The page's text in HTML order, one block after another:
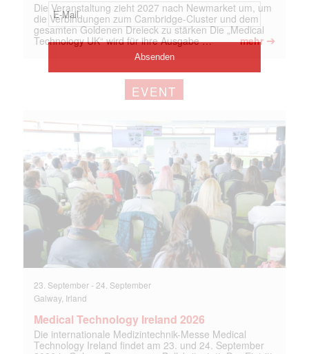
Die Veranstaltung zieht 2027 nach Newmarket um, um
die Verbindungen zum Cambridge-Cluster und dem
gesamten Goldenen Dreieck zu stärken Die „Medical
Technology UK“ wird für ihre Ausgabe …
mehr ➔
EVENT
23. September- 24. September
Galway, Irland
Medical Technology Ireland 2026
Die internationale Medizintechnik-Messe Medical
Technology Ireland findet am 23. und 24. September